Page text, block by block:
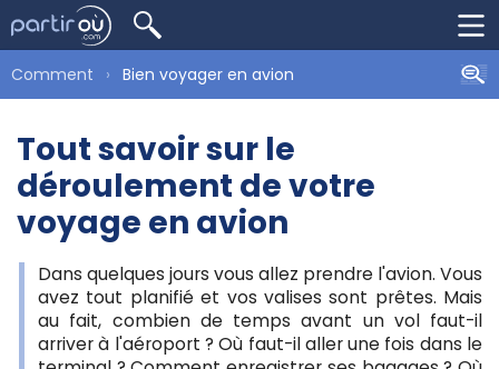
Comment Bien voyager en avion
Tout savoir sur le
déroulement de votre
voyage en avion
Dans quelques jours vous allez prendre l'avion. Vous
avez tout planifié et vos valises sont prêtes. Mais
au fait, combien de temps avant un vol faut-il
arriver à l'aéroport ? Où faut-il aller une fois dans le